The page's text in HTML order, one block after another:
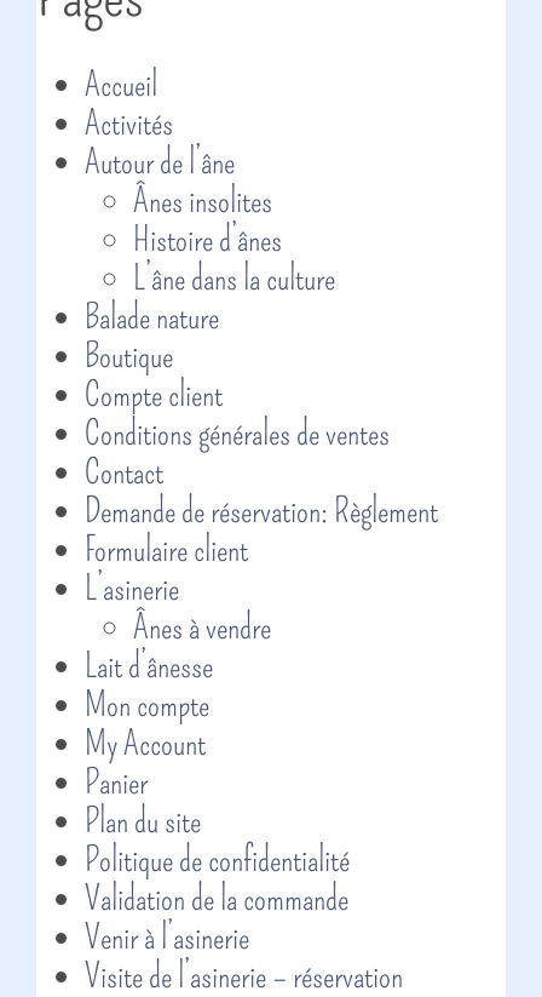
Accueil
Activités
Autour de l’âne
Ânes insolites
Histoire d’ânes
L’âne dans la culture
Balade nature
Boutique
Compte client
Conditions générales de ventes
Contact
Demande de réservation: Règlement
Formulaire client
L’asinerie
Ânes à vendre
Lait d’ânesse
Mon compte
My Account
Panier
Plan du site
Politique de confidentialité
Validation de la commande
Venir à l’asinerie
Visite de l’asinerie – réservation